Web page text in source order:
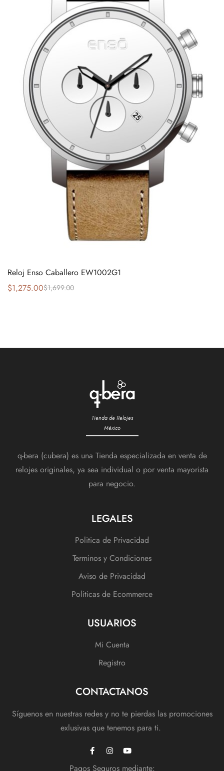
Reloj Enso Caballero EW1002G1
$1,699.00
$1,275.00
Tienda de Relojes
México
q-bera (cubera) es una Tienda especializada en venta de
relojes originales, ya sea individual o por venta mayorista
para negocio.
LEGALES
Politica de Privacidad
Terminos y Condiciones
Aviso de Privacidad
Politicas de Ecommerce
USUARIOS
Mi Cuenta
Registro
CONTACTANOS
Síguenos en nuestras redes y no te pierdas las promociones
exlusivas que tenemos para ti.
Pagos Seguros mediante: